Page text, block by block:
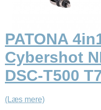
PATONA
Cybershot
DSC-T500
(Læs mere)